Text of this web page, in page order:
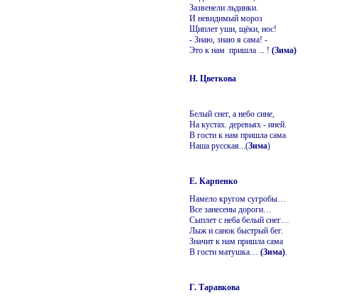
Зазвенели льдинки.
И невидимый мороз
Щиплет уши, щёки, нос!
- Знаю, знаю я сама! -
Это к нам пришла ... !(Зима)
Н. Цветкова
Белый снег, а небо сине,
На кустах. деревьях - иней.
В гости к нам пришла сама
Наша русская...(Зима)
Е. Карпенко
Намело кругом сугробы…
Все занесены дороги…
Сыплет с неба белый снег…
Лыж и санок быстрый бег.
Значит к нам пришла сама
В гости матушка… (Зима).
Г. Таравкова